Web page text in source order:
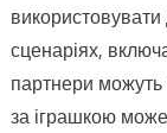
використовувати
сценаріях,
партнери можуть
за іграшкою